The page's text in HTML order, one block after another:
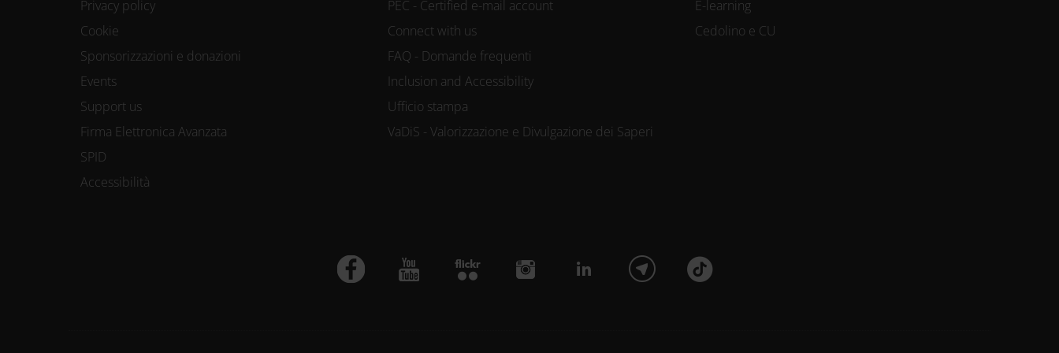
Privacy policy
Cookie
Sponsorizzazioni e donazioni
Events
Support us
Firma Elettronica Avanzata
SPID
Accessibilità
PEC - Certified e-mail account
Connect with us
FAQ - Domande frequenti
Inclusion and Accessibility
Ufficio stampa
VaDiS - Valorizzazione e Divulgazione dei Saperi
E-learning
Cedolino e CU